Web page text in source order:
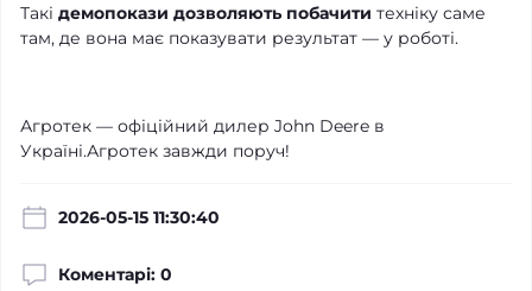
Такі демопокази дозволяють побачити техніку саме
там, де вона має показувати результат — у роботі.
Агротек — офіційний дилер John Deere в
Україні.Агротек завжди поруч!
2026-05-15 11:30:40
Коментарі: 0